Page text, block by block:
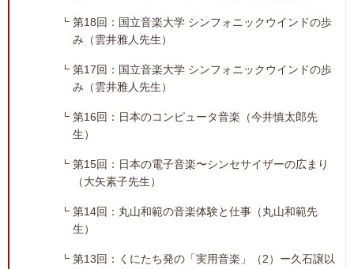
第18回：国立音楽大学 シンフォニックウインドの歩
み（雲井雅人先生）
第17回：国立音楽大学 シンフォニックウインドの歩
み（雲井雅人先生）
第16回：日本のコンピュータ音楽（今井慎太郎先
生）
第15回：日本の電子音楽〜シンセサイザーの広まり
（大矢素子先生）
第14回：丸山和範の音楽体験と仕事（丸山和範先
生）
第13回：くにたち発の「実用音楽」（2）ー久石譲以